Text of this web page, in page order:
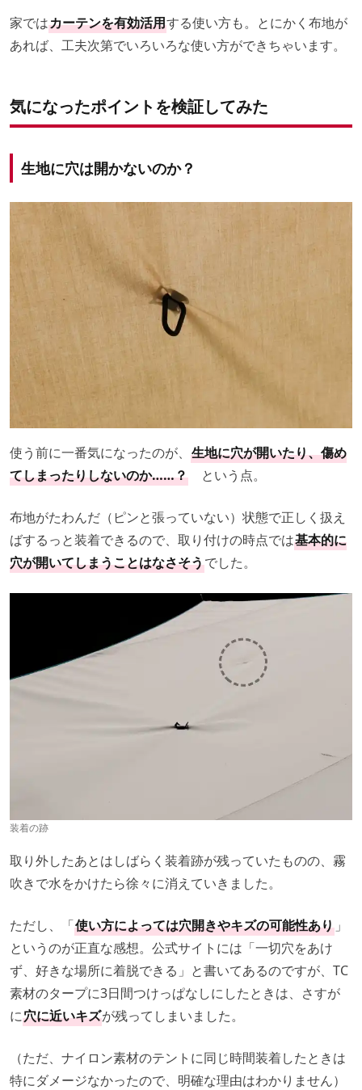
家ではカーテンを有効活用する使い方も。とにかく布地が
あれば、工夫次第でいろいろな使い方ができちゃいます。
気になったポイントを検証してみた
生地に穴は開かないのか？
使う前に一番気になったのが、 生地に穴が開いたり、傷め
てしまったりしないのか……？ という点。
布地がたわんだ（ピンと張っていない）状態で正しく扱え
ばするっと装着できるので、取り付けの時点では基本的に
穴が開いてしまうことはなさそうでした。
装着の跡
取り外したあとはしばらく装着跡が残っていたものの、霧
吹きで水をかけたら徐々に消えていきました。
ただし、「使い方によっては穴開きやキズの可能性あり 」
というのが正直な感想。公式サイトには「一切穴をあけ
ず、好きな場所に着脱できる」と書いてあるのですが、TC
素材のタープに3日間つけっぱなしにしたときは、さすが
に穴に近いキズが残ってしまいました。
（ただ、ナイロン素材のテントに同じ時間装着したときは
特にダメージなかったので、明確な理由はわかりません）